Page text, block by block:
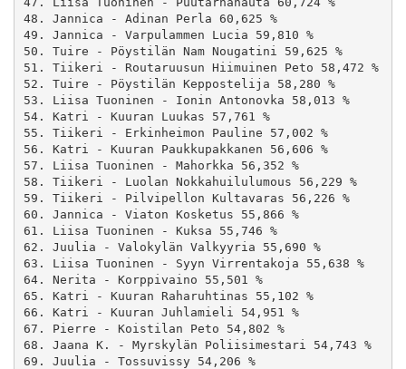
48. Jannica - Adinan Perla 60,625 %
49. Jannica - Varpulammen Lucia 59,810 %
50. Tuire - Pöystilän Nam Nougatini 59,625 %
51. Tiikeri - Routaruusun Hiimuinen Peto 58,472 %
52. Tuire - Pöystilän Keppostelija 58,280 %
53. Liisa Tuoninen - Ionin Antonovka 58,013 %
54. Katri - Kuuran Luukas 57,761 %
55. Tiikeri - Erkinheimon Pauline 57,002 %
56. Katri - Kuuran Paukkupakkanen 56,606 %
57. Liisa Tuoninen - Mahorkka 56,352 %
58. Tiikeri - Luolan Nokkahuilulumous 56,229 %
59. Tiikeri - Pilvipellon Kultavaras 56,226 %
60. Jannica - Viaton Kosketus 55,866 %
61. Liisa Tuoninen - Kuksa 55,746 %
62. Juulia - Valokylän Valkyyria 55,690 %
63. Liisa Tuoninen - Syyn Virrentakoja 55,638 %
64. Nerita - Korppivaino 55,501 %
65. Katri - Kuuran Raharuhtinas 55,102 %
66. Katri - Kuuran Juhlamieli 54,951 %
67. Pierre - Koistilan Peto 54,802 %
68. Jaana K. - Myrskylän Poliisimestari 54,743 %
69. Juulia - Tossuvissy 54,206 %